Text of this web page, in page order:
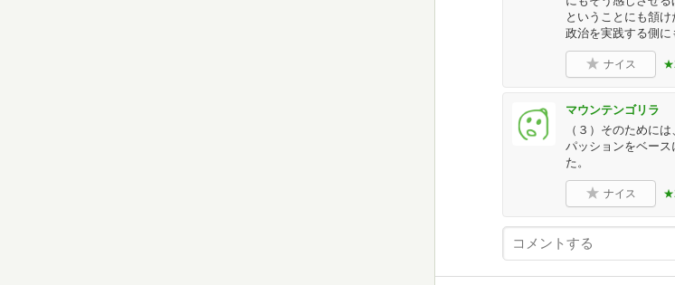
ということにも頷
政治を実践する側
ナイス
マウンテンゴリラ
（３）そのために
パッションをベー
た。
ナイス